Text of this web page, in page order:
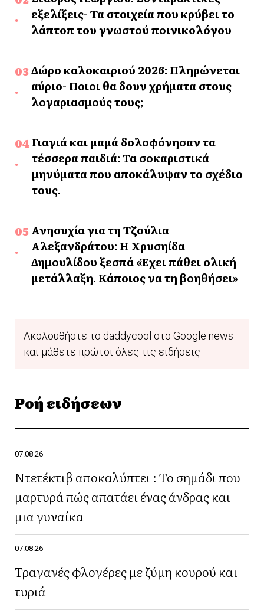
εξελίξεις- Τα στοιχεία που κρύβει το
λάπτοπ του γνωστού ποινικολόγου
Δώρο καλοκαιριού 2026: Πληρώνεται
αύριο- Ποιοι θα δουν χρήματα στους
λογαριασμούς τους;
Γιαγιά και μαμά δολοφόνησαν τα
τέσσερα παιδιά: Τα σοκαριστικά
μηνύματα που αποκάλυψαν το σχέδιο
τους.
Ανησυχία για τη Τζούλια
Αλεξανδράτου: Η Χρυσηίδα
Δημουλίδου ξεσπά «Έχει πάθει ολική
μετάλλαξη. Κάποιος να τη βοηθήσει»
Ακολουθήστε το daddycool στο Google news
και μάθετε πρώτοι όλες τις ειδήσεις
Ροή ειδήσεων
07.08.26
Ντετέκτιβ αποκαλύπτει : Το σημάδι που
μαρτυρά πώς απατάει ένας άνδρας και
μια γυναίκα
07.08.26
Τραγανές φλογέρες με ζύμη κουρού και
τυριά